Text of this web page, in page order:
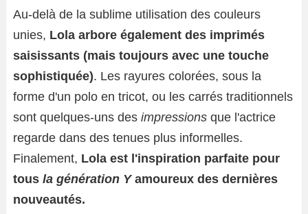
Au-delà de la sublime utilisation des couleurs
unies, Lola arbore également des imprimés
saisissants (mais toujours avec une touche
sophistiquée). Les rayures colorées, sous la
forme d'un polo en tricot, ou les carrés traditionnels
sont quelques-uns des impressions que l'actrice
regarde dans des tenues plus informelles.
Finalement, Lola est l'inspiration parfaite pour
tous la génération Yamoureux des dernières
nouveautés.